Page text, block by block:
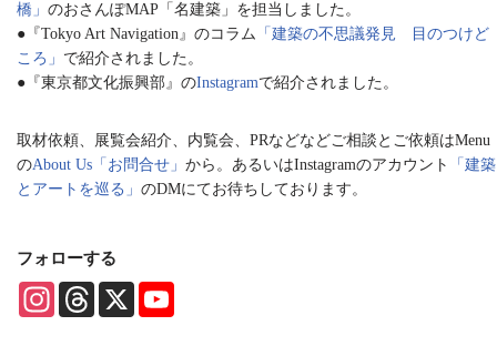
橋」 のおさんぽMAP「名建築」を担当しました。
●『Tokyo Art Navigation』のコラム 「建築の不思議発見 目のつけど
ころ」 で紹介されました。
●『東京都文化振興部』のInstagramで紹介されました。
取材依頼、展覧会紹介、内覧会、PRなどなどご相談とご依頼はMenu
のAbout Us「お問合せ」 から。あるいはInstagramのアカウント
「建築
とアートを巡る」 のDMにてお待ちしております。
フォローする
I
T
X